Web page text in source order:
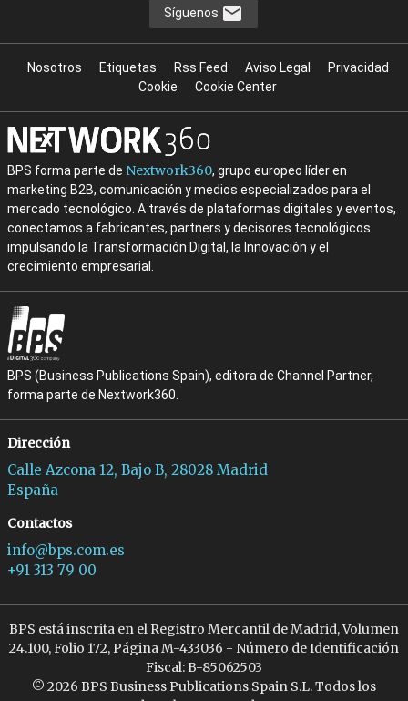
Síguenos
Nosotros Etiquetas Rss Feed Aviso Legal
Privacidad
Cookie
Cookie Center
BPS forma parte de Nextwork360, grupo europeo líder en
marketing B2B, comunicación y medios especializados para el
mercado tecnológico. A través de plataformas digitales y eventos,
conectamos a fabricantes, partners y decisores tecnológicos
impulsando la Transformación Digital, la Innovación y el
crecimiento empresarial.
BPS (Business Publications Spain), editora de Channel Partner,
forma parte de Nextwork360.
Dirección
Calle Azcona 12, Bajo B, 28028 Madrid
España
Contactos
info@bps.com.es
+91 313 79 00
BPS está inscrita en el Registro Mercantil de Madrid, Volumen
24.100, Folio 172, Página M-433036 - Número de Identificación
Fiscal: B-85062503
© 2026 BPS Business Publications Spain S.L. Todos los